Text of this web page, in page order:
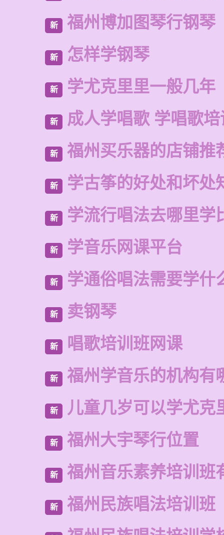
新 福州博加图琴行钢琴
新 怎样学钢琴
新 学尤克里里一般几年
新 成人学唱歌 学唱歌
新 福州买乐器的店铺推
新 学古筝的好处和坏处
新 学流行唱法去哪里学
新 学音乐网课平台
新 学通俗唱法需要学什
新 卖钢琴
新 唱歌培训班网课
新 福州学音乐的机构有
新 儿童几岁可以学尤克
新 福州大宇琴行位置
新 福州音乐素养培训班
新 福州民族唱法培训班